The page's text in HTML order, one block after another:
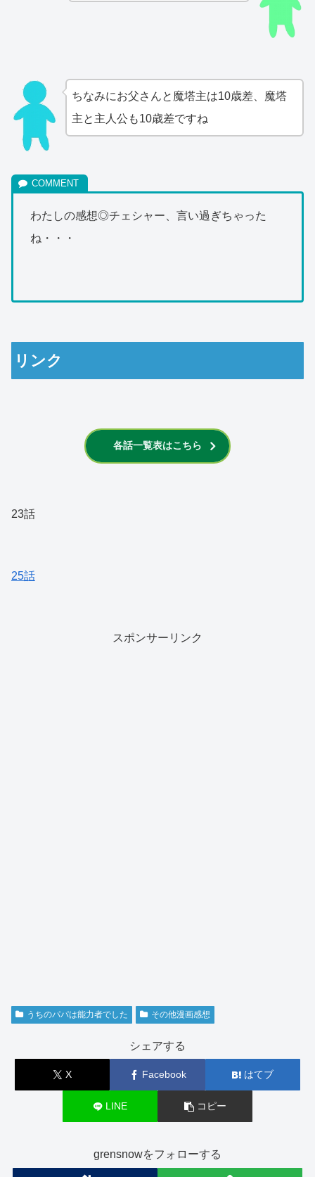
ちなみにお父さんと魔塔主は10歳差、魔塔
主と主人公も10歳差ですね
わたしの感想◎チェシャー、言い過ぎちゃった
ね・・・
リンク
各話一覧表はこちら
23話
25話
スポンサーリンク
うちのパパは能力者でした その他漫画感想
シェアする
X Facebook はてブ
LINE コピー
grensnowをフォローする